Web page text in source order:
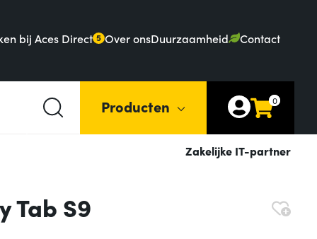
bij Aces Direct 5 Over onsDuurzaamheid Contact
Producten 0
Zakelijke IT-partner
Tab S9